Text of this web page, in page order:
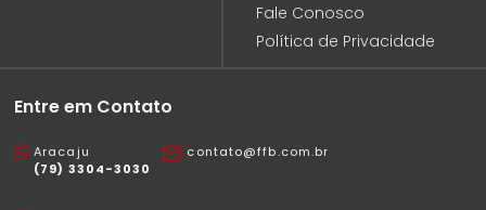
Fale Conosco
Política de Privacidade
Entre em Contato
Aracaju
(79) 3304-3030
contato@ffb.com.br